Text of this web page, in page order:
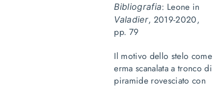
Bibliografia: Leone in
Valadier, 2019-2020,
pp. 79
Il motivo dello stelo come
erma scanalata a tronco di
piramide rovesciato con